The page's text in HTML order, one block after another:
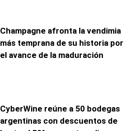
Champagne afronta la vendimia
más temprana de su historia por
el avance de la maduración
CyberWine reúne a 50 bodegas
argentinas con descuentos de